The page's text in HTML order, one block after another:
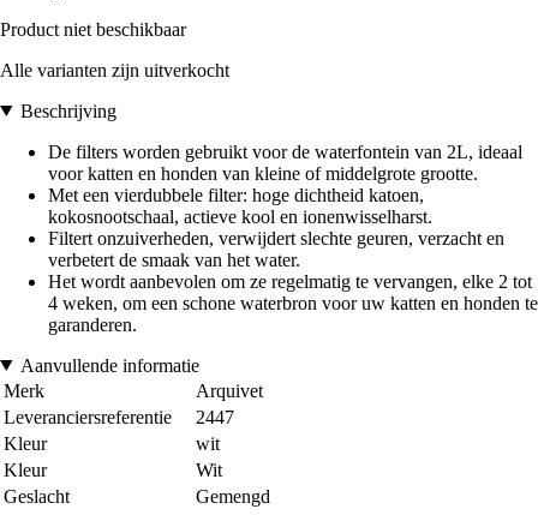
Product niet beschikbaar
Alle varianten zijn uitverkocht
Beschrijving
De filters worden gebruikt voor de waterfontein van 2L, ideaal
voor katten en honden van kleine of middelgrote grootte.
Met een vierdubbele filter: hoge dichtheid katoen,
kokosnootschaal, actieve kool en ionenwisselharst.
Filtert onzuiverheden, verwijdert slechte geuren, verzacht en
verbetert de smaak van het water.
Het wordt aanbevolen om ze regelmatig te vervangen, elke 2 tot
4 weken, om een schone waterbron voor uw katten en honden te
garanderen.
Aanvullende informatie
Merk
Arquivet
Leveranciersreferentie
2447
Kleur
wit
Kleur
Wit
Geslacht
Gemengd